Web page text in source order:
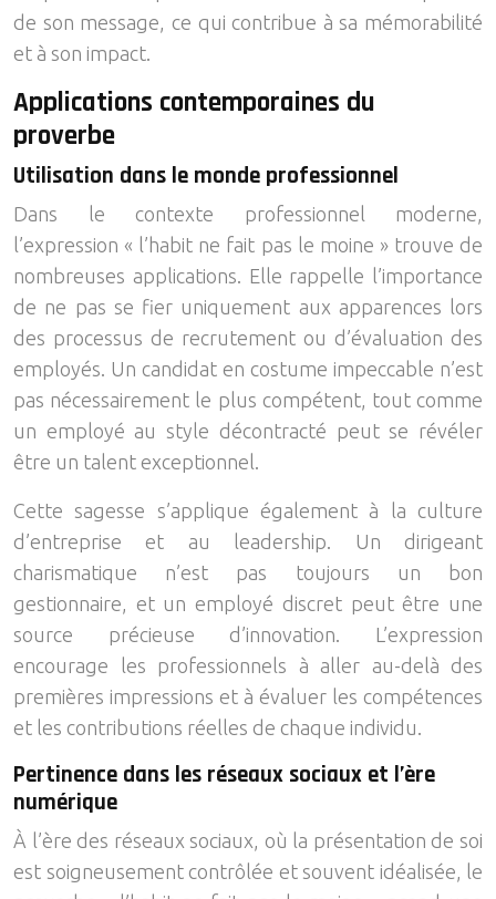
de son message, ce qui contribue à sa mémorabilité
et à son impact.
Applications contemporaines du
proverbe
Utilisation dans le monde professionnel
Dans le contexte professionnel moderne,
l’expression « l’habit ne fait pas le moine » trouve de
nombreuses applications. Elle rappelle l’importance
de ne pas se fier uniquement aux apparences lors
des processus de recrutement ou d’évaluation des
employés. Un candidat en costume impeccable n’est
pas nécessairement le plus compétent, tout comme
un employé au style décontracté peut se révéler
être un talent exceptionnel.
Cette sagesse s’applique également à la culture
d’entreprise et au leadership. Un dirigeant
charismatique n’est pas toujours un bon
gestionnaire, et un employé discret peut être une
source précieuse d’innovation. L’expression
encourage les professionnels à aller au-delà des
premières impressions et à évaluer les compétences
et les contributions réelles de chaque individu.
Pertinence dans les réseaux sociaux et l’ère
numérique
À l’ère des réseaux sociaux, où la présentation de soi
est soigneusement contrôlée et souvent idéalisée, le